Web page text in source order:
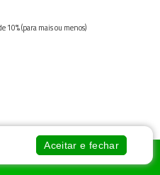
10% (para mais ou menos)
Aceitar e fechar